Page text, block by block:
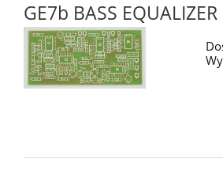
GE7b BASS EQUALIZER